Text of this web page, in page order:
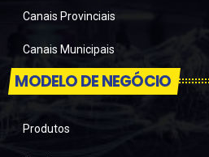
Canais Provinciais
Canais Municipais
MODELO DE NEGÓCIO
Produtos